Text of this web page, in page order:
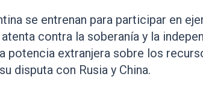
se entrenan para participar en
contra la soberanía y la
potencia extranjera sobre los
disputa con Rusia y China.